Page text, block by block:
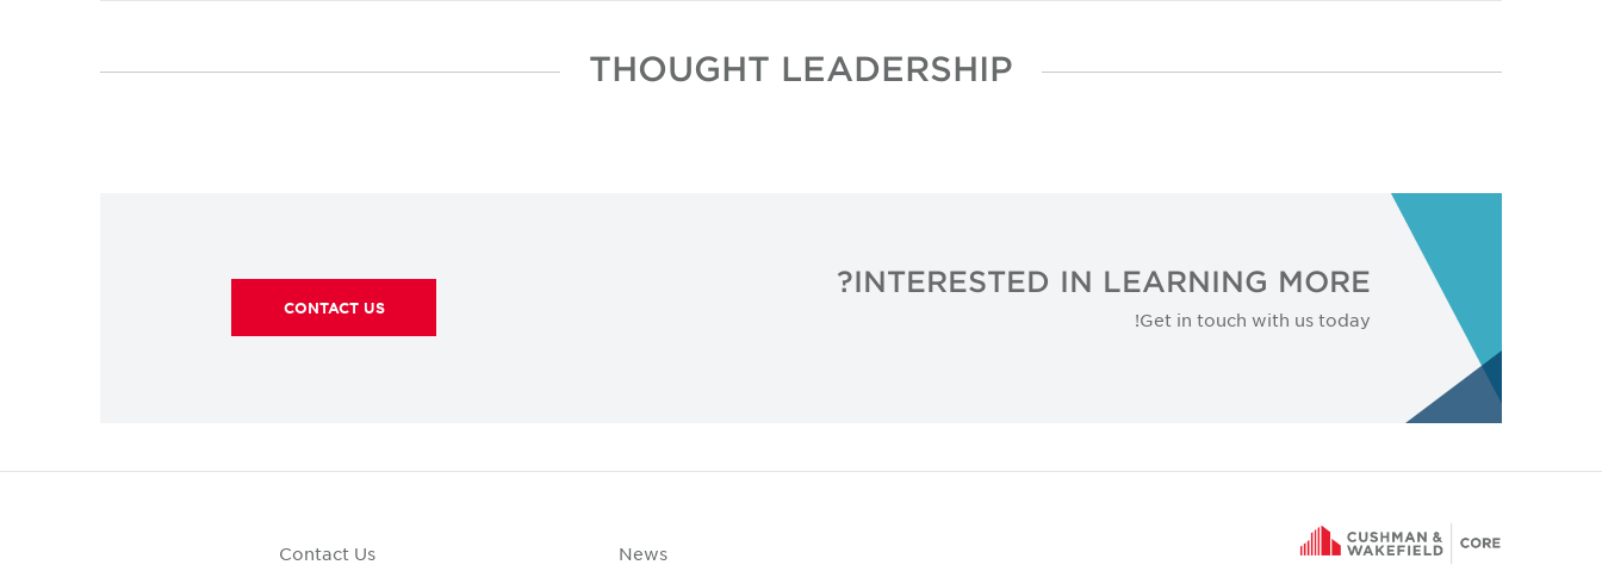
THOUGHT LEADERSHIP
INTERESTED IN LEARNING MORE?
Get in touch with us today!
CONTACT US
News
Contact Us